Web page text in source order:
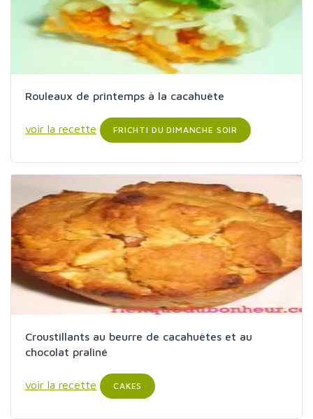
Rouleaux de printemps à la cacahuète
voir la recette FRICHTI DU DIMANCHE SOIR
Croustillants au beurre de cacahuètes et au
chocolat praliné
voir la recette CAKES